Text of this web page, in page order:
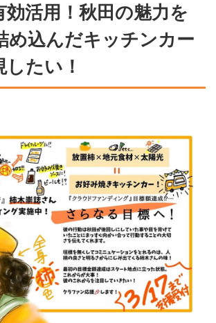
効活用！秋田の魅力を
め込んだキッチンカー
たい！